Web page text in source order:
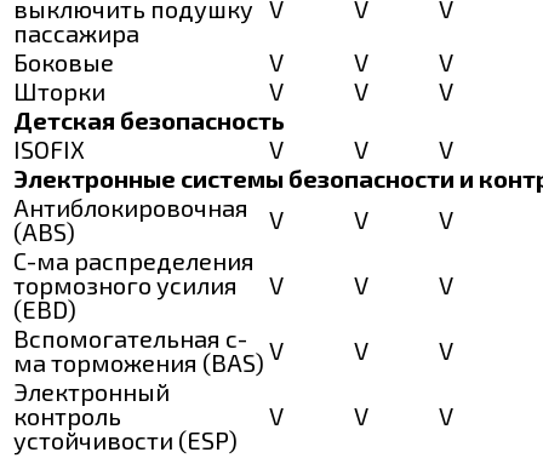
выключить подушку
пассажира
V V
V
Боковые
V V
V
Шторки
V V
V
Детская безопасность
ISOFIX
V V
V
Электронные системы безопасности и
Антиблокировочная
(ABS)
V V
V
С-ма распределения
тормозного усилия
(ЕBD)
V V
V
Вспомогательная с-
ма торможения (BАS) V V
V
Электронный
контроль
устойчивости (ESP)
V V
V